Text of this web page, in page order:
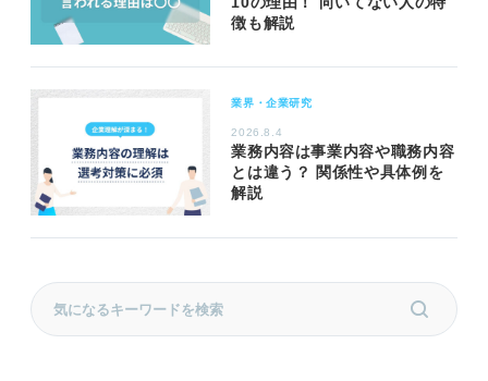
徴も解説
業界・企業研究
2026.8.4
業務内容は事業内容や職務内容
とは違う？ 関係性や具体例を
解説